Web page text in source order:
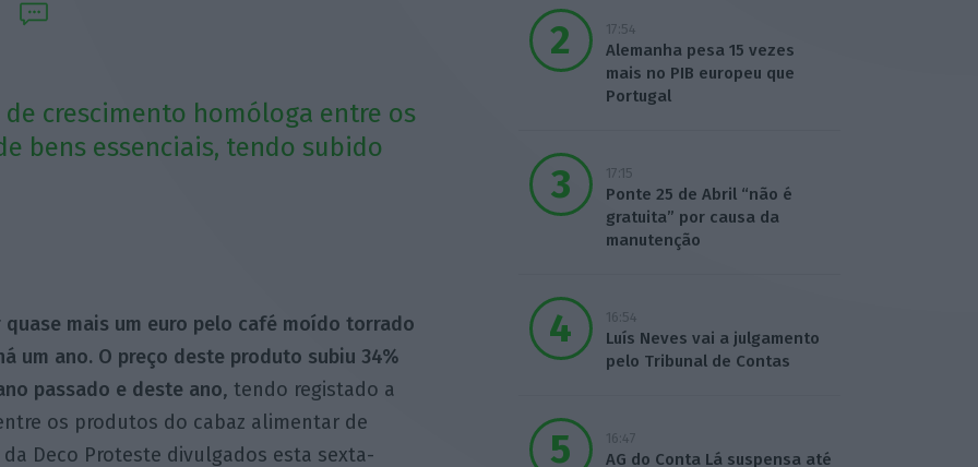
crescimento homóloga entre os
bens essenciais, tendo subido
mais um euro pelo café moído torrado
um ano. O preço deste produto subiu 34%
passado e deste ano, tendo registado a
os produtos do cabaz alimentar de
Deco Proteste divulgados esta sexta-
17:54
Alemanha pesa 15 vezes
mais no PIB europeu que
Portugal
17:15
Ponte 25 de Abril “não é
gratuita” por causa da
manutenção
16:54
Luís Neves vai a julgamento
pelo Tribunal de Contas
16:47
AG do Conta Lá suspensa até